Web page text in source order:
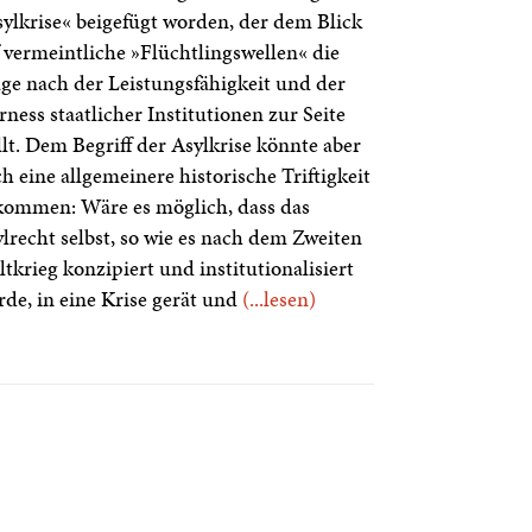
beigefügt worden, der dem Blick
»Flüchtlingswellen« die
nach der Leistungsfähigkeit und der
staatlicher Institutionen zur Seite
Dem Begriff der Asylkrise könnte aber
eine allgemeinere historische Triftigkeit
Wäre es möglich, dass das
selbst, so wie es nach dem Zweiten
konzipiert und institutionalisiert
in eine Krise gerät und(...lesen)